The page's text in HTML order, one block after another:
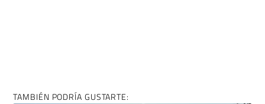
TAMBIÉN PODRÍA GUSTARTE: